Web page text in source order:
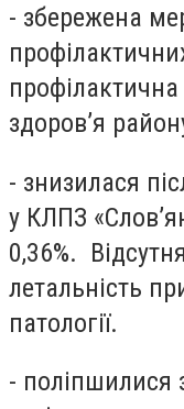
- збережена
здоров’я
- знизилася
у КЛПЗ
0,36%.
летальність
патології.
- поліпшилися